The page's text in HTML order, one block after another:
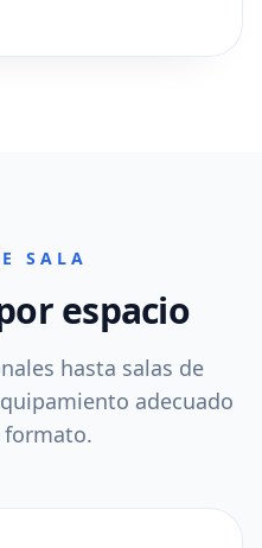
SALA
espacio
hasta salas de
adecuado
formato.